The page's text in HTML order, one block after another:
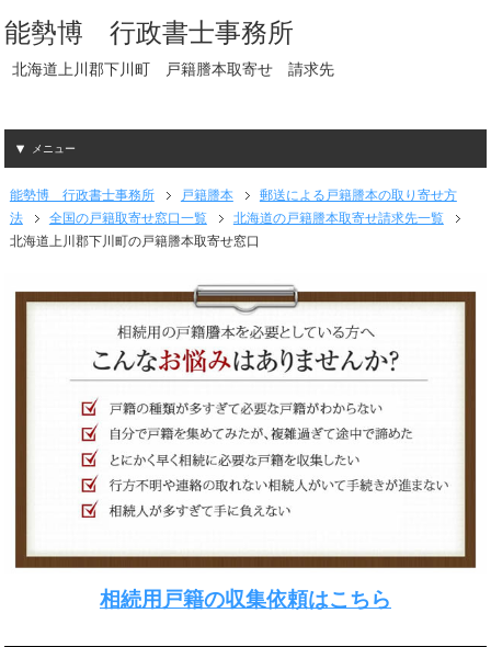
能勢博 行政書士事務所
北海道上川郡下川町 戸籍謄本取寄せ 請求先
メニュー
能勢博 行政書士事務所 戸籍謄本
郵送による戸籍謄本の取り寄せ方
法
全国の戸籍取寄せ窓口一覧
北海道の戸籍謄本取寄せ請求先一覧
北海道上川郡下川町の戸籍謄本取寄せ窓口
相続用戸籍の収集依頼はこちら